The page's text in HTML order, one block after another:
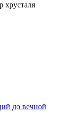
до вечной